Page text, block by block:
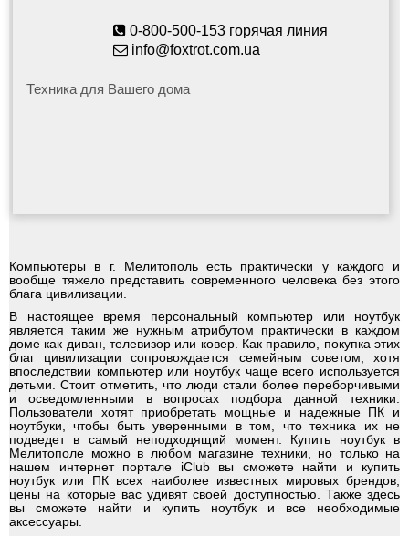
0-800-500-153 горячая линия
info@foxtrot.com.ua
Техника для Вашего дома
Компьютеры в г. Мелитополь есть практически у каждого и
вообще тяжело представить современного человека без этого
блага цивилизации.
В настоящее время персональный компьютер или ноутбук
является таким же нужным атрибутом практически в каждом
доме как диван, телевизор или ковер. Как правило, покупка этих
благ цивилизации сопровождается семейным советом, хотя
впоследствии компьютер или ноутбук чаще всего используется
детьми. Стоит отметить, что люди стали более переборчивыми
и осведомленными в вопросах подбора данной техники.
Пользователи хотят приобретать мощные и надежные ПК и
ноутбуки, чтобы быть уверенными в том, что техника их не
подведет в самый неподходящий момент. Купить ноутбук в
Мелитополе можно в любом магазине техники, но только на
нашем интернет портале iClub вы сможете найти и купить
ноутбук или ПК всех наиболее известных мировых брендов,
цены на которые вас удивят своей доступностью. Также здесь
вы сможете найти и купить ноутбук и все необходимые
аксессуары.